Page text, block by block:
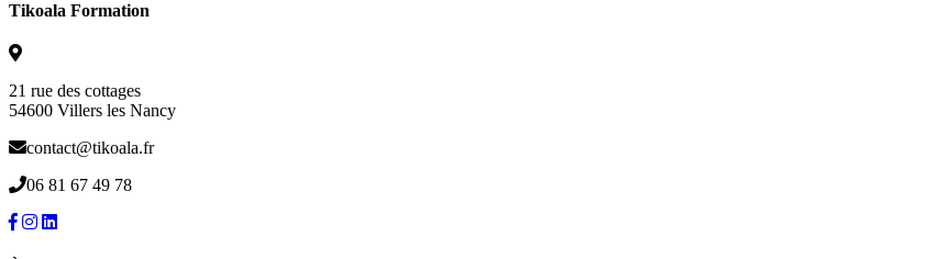
Tikoala Formation
21 rue des cottages
54600 Villers les Nancy
contact@tikoala.fr
06 81 67 49 78